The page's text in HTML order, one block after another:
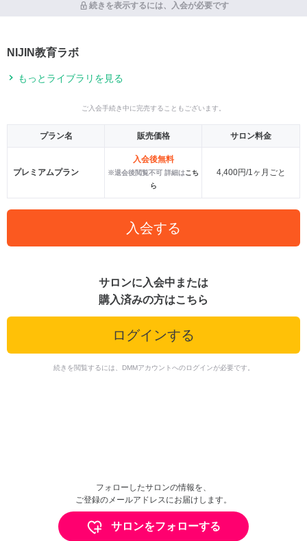
続きを表示するには、入会が必要です
NIJIN教育ラボ
もっとライブラリを見る
ご入会手続き中に完売することもございます。
プラン名 販売価格 サロン料金
プレミアムプラン
入会後無料
※退会後閲覧不可 詳細はこち
ら
4,400円/1ヶ月ごと
入会する
サロンに入会中または
購入済みの方はこちら
ログインする
続きを閲覧するには、DMMアカウントへのログインが必要です。
フォローしたサロンの情報を、
ご登録のメールアドレスにお届けします。
サロンをフォローする